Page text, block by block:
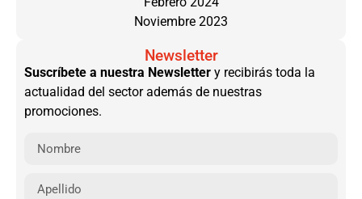
Noviembre 2023
Newsletter
Suscríbete a nuestra Newsletter y recibirás toda la
actualidad del sector además de nuestras
promociones.